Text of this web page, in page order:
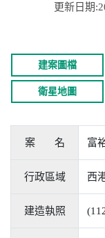
更新日期
建案圖檔
衛星地圖
案 名 富
行政區域 西
建造執照